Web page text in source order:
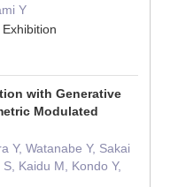
Y
with Generative
Modulated
Y, Watanabe Y, Sakai
Kaidu M, Kondo Y,